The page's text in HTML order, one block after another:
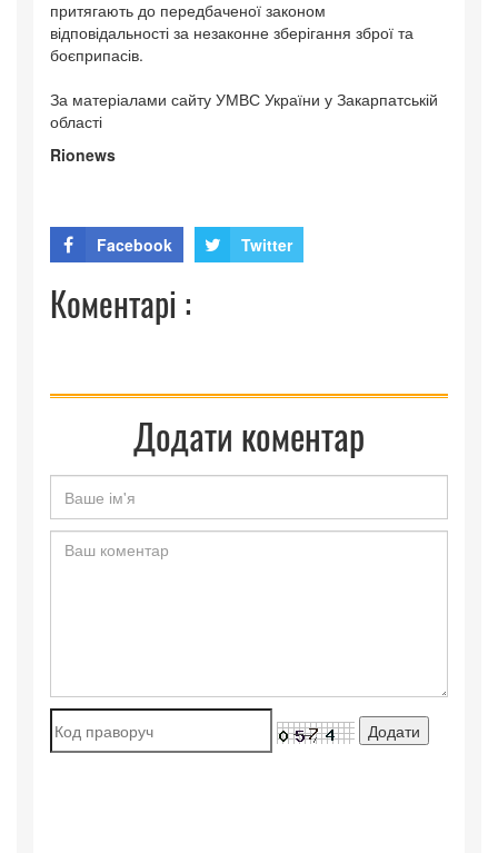
притягають до передбаченої законом
відповідальності за незаконне зберігання зброї та
боєприпасів.
За матеріалами сайту УМВС України у Закарпатській
області
Rionews
Facebook Twitter
Коментарі :
Додати коментар